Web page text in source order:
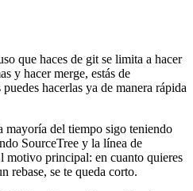
que haces de git se limita a hacer
y hacer merge, estás de
hacerlas ya de manera rápida
mayoría del tiempo sigo teniendo
SourceTree y la línea de
motivo principal: en cuanto quieres
rebase, se te queda corto.